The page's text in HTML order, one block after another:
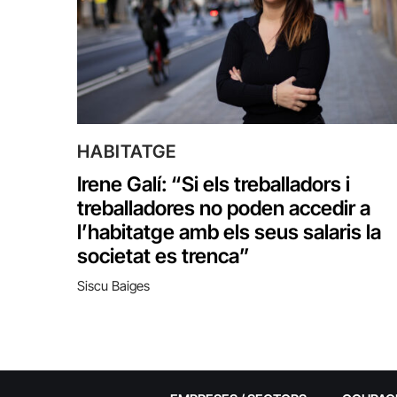
HABITATGE
Irene Galí: “Si els treballadors i
treballadores no poden accedir a
l’habitatge amb els seus salaris la
societat es trenca”
Siscu Baiges